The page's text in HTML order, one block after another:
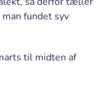
fundet syv
til midten af